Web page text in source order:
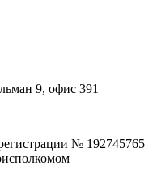
9, офис 391
№ 192745765